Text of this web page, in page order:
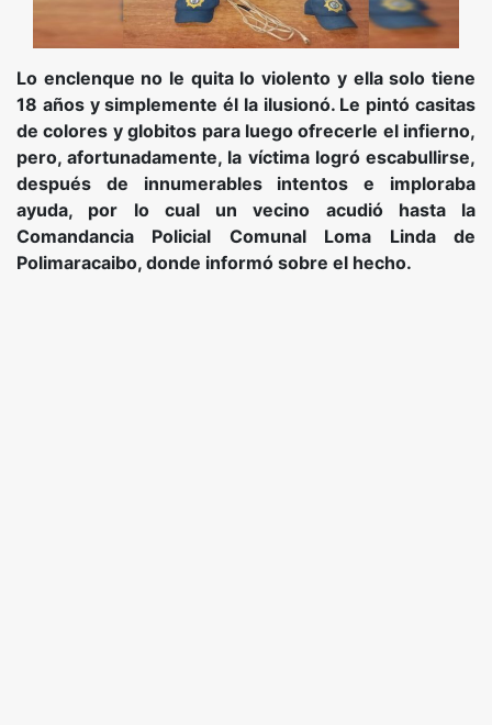
Lo enclenque no le quita lo violento y ella solo tiene
18 años y simplemente él la ilusionó. Le pintó casitas
de colores y globitos para luego ofrecerle el infierno,
pero, afortunadamente, la víctima logró escabullirse,
después de innumerables intentos e imploraba
ayuda, por lo cual un vecino acudió hasta la
Comandancia Policial Comunal Loma Linda de
Polimaracaibo, donde informó sobre el hecho.